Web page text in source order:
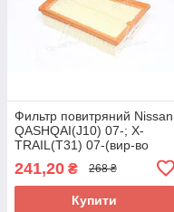
Фильтр повитряний Nissan
QASHQAI(J10) 07-; X-
TRAIL(T31) 07-(вир-во
Jakoparts) J1321063 UA58
241,20 ₴ 268 ₴
Купити